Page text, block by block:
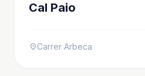
Cal Paio
location_onCarrer Arbeca